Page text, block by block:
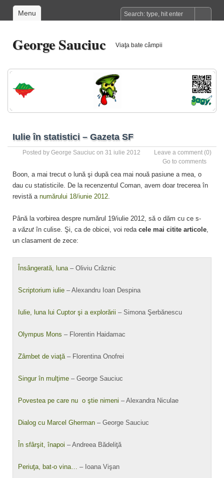
Menu
George Sauciuc Viaţa bate câmpii
Iulie în statistici – Gazeta SF
Posted by George Sauciuc on 31 iulie 2012 Leave a comment (0)
Go to comments
Boon, a mai trecut o lună şi după cea mai nouă pasiune a mea, o
dau cu statisticile. De la recenzentul Coman, avem doar trecerea în
revistă a numărului 18/iunie 2012
Până la vorbirea despre numărul 19/iulie 2012, să o dăm cu ce s-
a văzut în culise. Şi, ca de obicei, voi reda cele mai citite articole
un clasament de zece:
Însângerată, luna – Oliviu Crâznic
Scriptorium iulie – Alexandru Ioan Despina
Iulie, luna lui Cuptor şi a explorării – Simona Şerbănescu
Olympus Mons – Florentin Haidamac
Zâmbet de viaţă – Florentina Onofrei
Singur în mulţime – George Sauciuc
Povestea pe care nu o ştie nimeni – Alexandra Niculae
Dialog cu Marcel Gherman – George Sauciuc
În sfârşit, înapoi – Andreea Bădeliţă
Periuţa, bat-o vina… – Ioana Vişan